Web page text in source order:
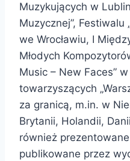
Muzykujących w
Muzycznej”, Festiwalu
we Wrocławiu, I
Młodych
Music – New Faces”
towarzyszących
za granicą, m.in. w
Brytanii, Holandii,
również
publikowane przez